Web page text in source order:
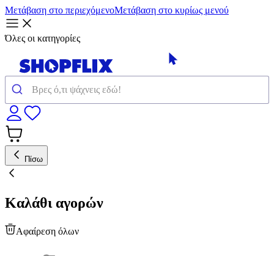
Μετάβαση στο περιεχόμενοΜετάβαση στο κυρίως μενού
Όλες οι κατηγορίες
Πίσω
Καλάθι αγορών
Αφαίρεση όλων